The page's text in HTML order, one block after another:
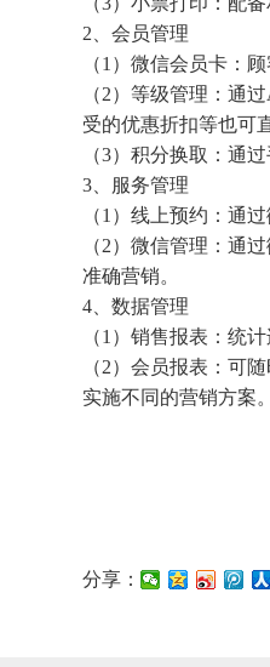
2、会员管理
（1）微信会员卡：
（2）等级管理：通
受的优惠折扣等也可
（3）积分换取：通
3、服务管理
（1）线上预约：通
（2）微信管理：通
准确营销。
4、数据管理
（1）销售报表：统
（2）会员报表：可
实施不同的营销方案。
分享：